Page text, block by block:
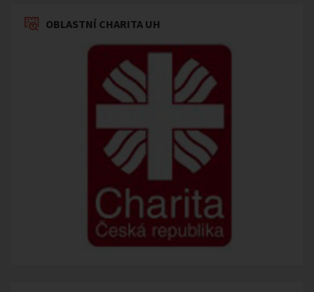
OBLASTNÍ CHARITA UH